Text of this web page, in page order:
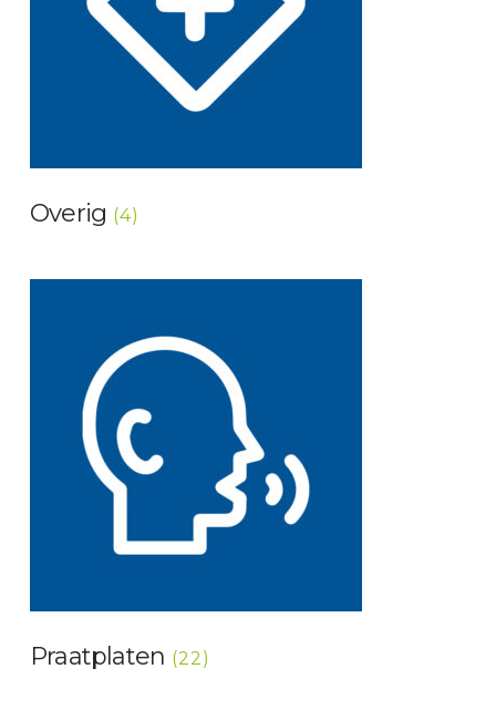
Overig (4)
Praatplaten (22)